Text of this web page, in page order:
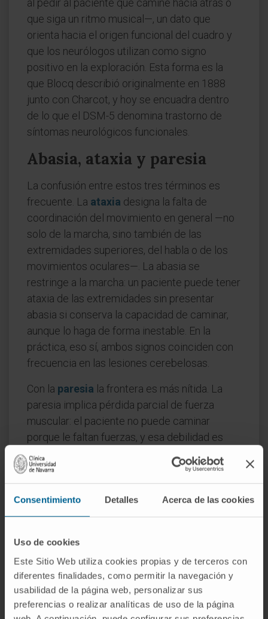
Consentimiento Detalles Acerca de las cookies
Uso de cookies
Este Sitio Web utiliza cookies propias y de terceros con
diferentes finalidades, como permitir la navegación y
usabilidad de la página web, personalizar sus
preferencias o realizar analíticas de uso de la página
al pedir al paciente que camine hacia atrás o
que siga un ritmo musical—, un dato que
orienta hacia el origen funcional del cuadro y
que los neurólogos utilizan como signo
positivo en la exploración. Esta forma es la
que Blocq describió originalmente en 1888
junto con Charcot, y hoy se encuadra dentro
de lo que el DSM-5 denomina trastorno de
síntomas neurológicos funcionales.
Abasia, ataxia y paresia
La confusión entre estos tres términos es
frecuente. La ataxia designa la falta de
coordinación del movimiento en general —no
solo de la marcha, sino también de las
extremidades superiores, del habla o de los
movimientos oculares—. La abasia se
restringe a la marcha: un paciente puede tener
ataxia de las extremidades sin presentar
abasia si conserva la capacidad de caminar,
aunque lo haga de forma inestable. En la
práctica, eso sí, ambos signos coinciden con
frecuencia en las lesiones cerebelosas.
Con la paresia la frontera es más nítida. La
paresia implica pérdida parcial de fuerza
muscular: el paciente no puede caminar
porque le faltan fuerzas, y esa debilidad es
objetivable en la exploración tanto de pie
como acostado. En la abasia funcional, por el
contrario, la fuerza está conservada fuera del
contexto de la marcha, que es justamente lo
que desconcierta al observador no
Preguntas frecuentes
¿De dónde viene la palabra abasia?